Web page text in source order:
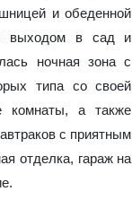
и обеденной
выходом в сад и
ночная зона с
типа со своей
комнаты, а также
с приятным
отделка, гараж на